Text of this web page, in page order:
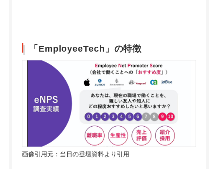
「EmployeeTech」の特徴
画像引用元：当日の登壇資料より引用